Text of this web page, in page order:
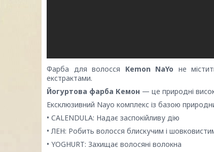
Фарба для волосся Kemon NaYo не
екстрактами.
Йогуртова фарба Кемон — це природні
Ексклюзивний Nayo комплекс із базою
• CALENDULA: Надає заспокійливу дію
• ЛЕН: Робить волосся блискучим і
• YOGHURT: Захищає волосяні волокна